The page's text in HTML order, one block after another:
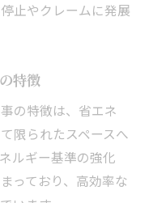
止やクレームに発展
特徴
の特徴は、省エネ
限られたスペースへ
ルギー基準の強化
っており、高効率な